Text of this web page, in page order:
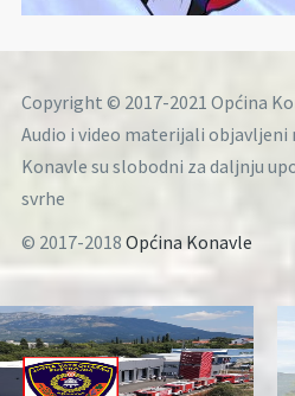
Copyright © 2017-2021 Općina
Audio i video materijali objavljeni
Konavle su slobodni za daljnju
svrhe
© 2017-2018 Općina Konavle